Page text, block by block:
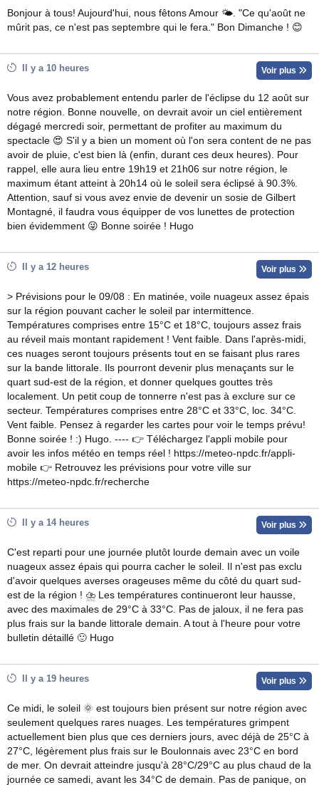
Bonjour à tous! Aujourd'hui, nous fêtons Amour 🌤. "Ce qu'août ne
mûrit pas, ce n'est pas septembre qui le fera." Bon Dimanche ! 😊
Il y a 10 heures Voir plus
Vous avez probablement entendu parler de l'éclipse du 12 août sur
notre région. Bonne nouvelle, on devrait avoir un ciel entièrement
dégagé mercredi soir, permettant de profiter au maximum du
spectacle 😍 S'il y a bien un moment où l'on sera content de ne pas
avoir de pluie, c'est bien là (enfin, durant ces deux heures). Pour
rappel, elle aura lieu entre 19h19 et 21h06 sur notre région, le
maximum étant atteint à 20h14 où le soleil sera éclipsé à 90.3%.
Attention, sauf si vous avez envie de devenir un sosie de Gilbert
Montagné, il faudra vous équipper de vos lunettes de protection
bien évidemment 😜 Bonne soirée ! Hugo
Il y a 12 heures Voir plus
> Prévisions pour le 09/08 : En matinée, voile nuageux assez épais
sur la région pouvant cacher le soleil par intermittence.
Températures comprises entre 15°C et 18°C, toujours assez frais
au réveil mais montant rapidement ! Vent faible. Dans l'après-midi,
ces nuages seront toujours présents tout en se faisant plus rares
sur la bande littorale. Ils pourront devenir plus menaçants sur le
quart sud-est de la région, et donner quelques gouttes très
localement. Un petit coup de tonnerre n'est pas à exclure sur ce
secteur. Températures comprises entre 28°C et 33°C, loc. 34°C.
Vent faible. Pensez à regarder les cartes pour voir le temps prévu!
Bonne soirée ! :) Hugo. ---- 👉 Téléchargez l'appli mobile pour
avoir les infos météo en temps réel ! https://meteo-npdc.fr/appli-
mobile 👉 Retrouvez les prévisions pour votre ville sur
https://meteo-npdc.fr/recherche
Il y a 14 heures Voir plus
C'est reparti pour une journée plutôt lourde demain avec un voile
nuageux assez épais qui pourra cacher le soleil. Il n'est pas exclu
d'avoir quelques averses orageuses même du côté du quart sud-
est de la région ! ⛈ Les températures continueront leur hausse,
avec des maximales de 29°C à 33°C. Pas de jaloux, il ne fera pas
plus frais sur la bande littorale demain. A tout à l'heure pour votre
bulletin détaillé 🙂 Hugo
Il y a 19 heures Voir plus
Ce midi, le soleil 🌞 est toujours bien présent sur notre région avec
seulement quelques rares nuages. Les températures grimpent
actuellement bien plus que ces derniers jours, avec déjà de 25°C à
27°C, légèrement plus frais sur le Boulonnais avec 23°C en bord
de mer. On devrait atteindre jusqu'à 28°C/29°C au plus chaud de la
journée ce samedi, avant les 34°C de demain. Pas de panique, on